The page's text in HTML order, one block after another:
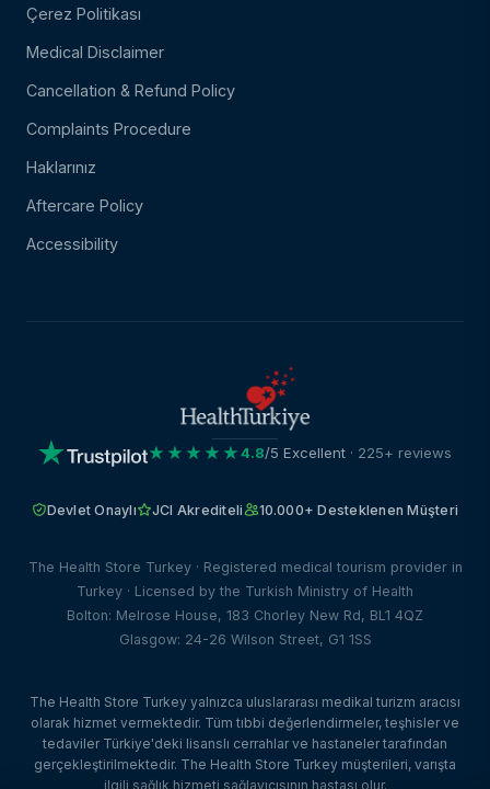
Çerez Politikası
Medical Disclaimer
Cancellation & Refund Policy
Complaints Procedure
Haklarınız
Aftercare Policy
Accessibility
★★★★★4.8/5 Excellent · 225+ reviews
Devlet Onaylı JCI Akrediteli 10.000+ Desteklenen Müşteri
The Health Store Turkey · Registered medical tourism provider in
Turkey · Licensed by the Turkish Ministry of Health
Bolton: Melrose House, 183 Chorley New Rd, BL1 4QZ
Glasgow: 24-26 Wilson Street, G1 1SS
The Health Store Turkey yalnızca uluslararası medikal turizm aracısı
olarak hizmet vermektedir. Tüm tıbbi değerlendirmeler, teşhisler ve
tedaviler Türkiye'deki lisanslı cerrahlar ve hastaneler tarafından
gerçekleştirilmektedir. The Health Store Turkey müşterileri, varışta
ilgili sağlık hizmeti sağlayıcısının hastası olur.